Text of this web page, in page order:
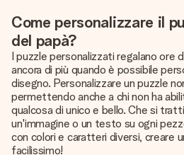
Come personalizzare il
del papà?
I puzzle personalizzati regalano ore
ancora di più quando è possibile
disegno. Personalizzare un puzzle
permettendo anche a chi non ha
qualcosa di unico e bello. Che si
un'immagine o un testo su ogni
con colori e caratteri diversi, creare
facilissimo!